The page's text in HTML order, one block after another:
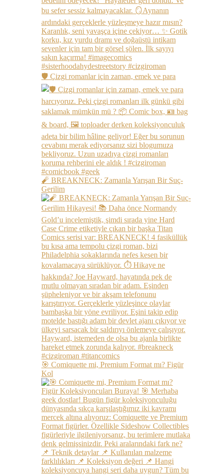
🛡️ Çizgi romanlar için zaman, emek ve para
🧨 BREAKNECK: Zamanla Yarışan Bir Suç-
Gerilim
🎯 Comiquette mi, Premium Format mı? Figür
Kol